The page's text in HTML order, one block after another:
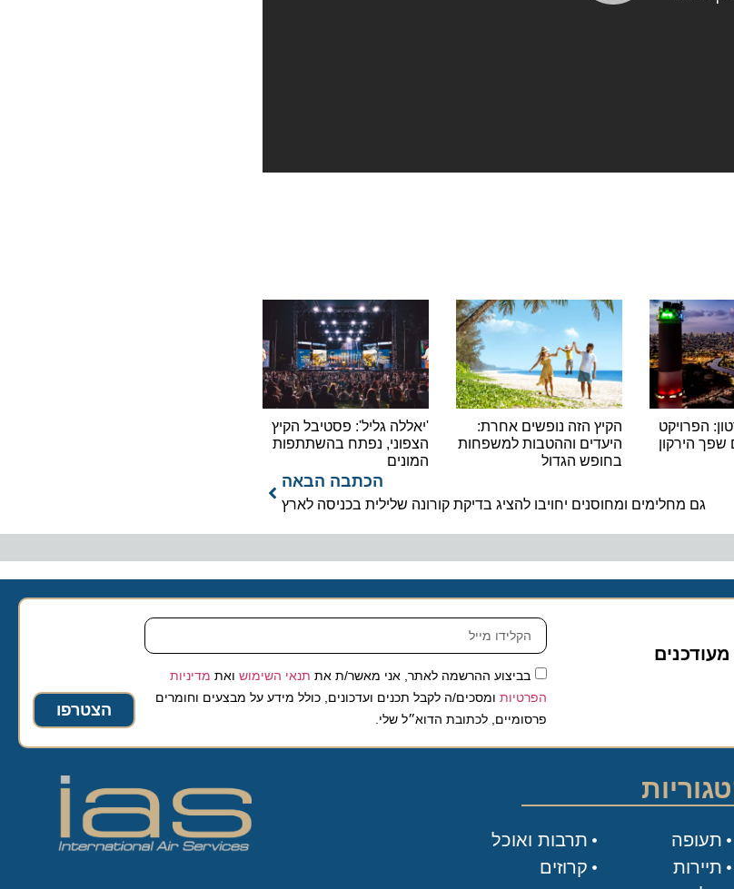
הפרויקט
הירקון
הקיץ הזה נופשים אחרת:
היעדים וההטבות למשפחות
בחופש הגדול
'יאללה גליל': פסטיבל הקיץ
הצפוני, נפתח בהשתתפות
המונים
הכתבה הבאה
גם מחלימים ומחוסנים יחויבו להציג בדיקת קורונה שלילית בכניסה לארץ
בביצוע ההרשמה לאתר, אני מאשר/ת את תנאי השימושואת מדיניות
הפרטיותומסכים/ה לקבל תכנים ועדכונים, כולל מידע על מבצעים וחומרים
פרסומיים, לכתובת הדוא״ל שלי.
הצטרפו
תעופה
תיירות
תרבות ואוכל
קרוזים